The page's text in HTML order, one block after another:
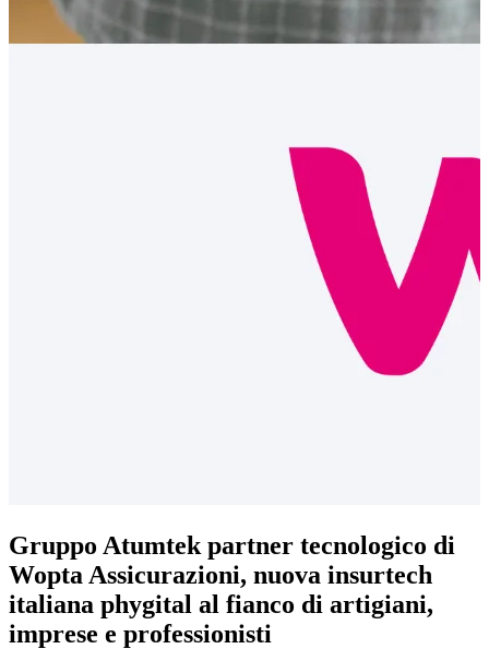
Gruppo Atumtek partner tecnologico di
Wopta Assicurazioni, nuova insurtech
italiana phygital al fianco di artigiani,
imprese e professionisti